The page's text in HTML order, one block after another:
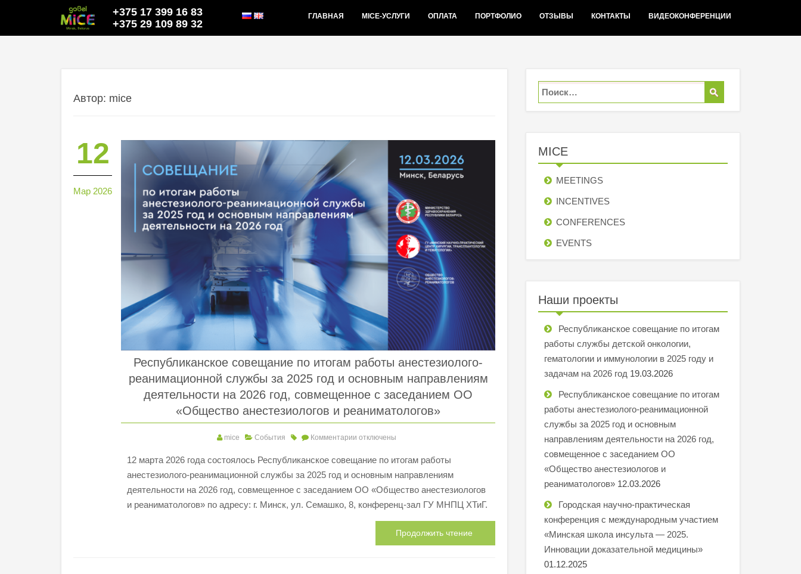
+375 17 399 16 83
+375 29 109 89 32
ГЛАВНАЯ MICE-УСЛУГИ ОПЛАТА ПОРТФОЛИО ОТЗЫВЫ КОНТАКТЫ ВИДЕОКОНФЕРЕНЦИИ
Автор: mice
12
Мар 2026
Республиканское совещание по итогам работы анестезиолого-
реанимационной службы за 2025 год и основным направлениям
деятельности на 2026 год, совмещенное с заседанием ОО
«Общество анестезиологов и реаниматологов»
mice События Комментарии отключены
12 марта 2026 года состоялось Республиканское совещание по итогам работы
анестезиолого-реанимационной службы за 2025 год и основным направлениям
деятельности на 2026 год, совмещенное с заседанием ОО «Общество анестезиологов
и реаниматологов» по адресу: г. Минск, ул. Семашко, 8, конференц-зал ГУ МНПЦ ХТиГ.
Продолжить чтение
MICE
MEETINGS
INCENTIVES
СONFERENCES
EVENTS
Наши проекты
Республиканское совещание по итогам
работы службы детской онкологии,
гематологии и иммунологии в 2025 году и
задачам на 2026 год 19.03.2026
Республиканское совещание по итогам
работы анестезиолого-реанимационной
службы за 2025 год и основным
направлениям деятельности на 2026 год,
совмещенное с заседанием ОО
«Общество анестезиологов и
реаниматологов» 12.03.2026
Городская научно-практическая
конференция с международным участием
«Минская школа инсульта — 2025.
Инновации доказательной медицины»
01.12.2025